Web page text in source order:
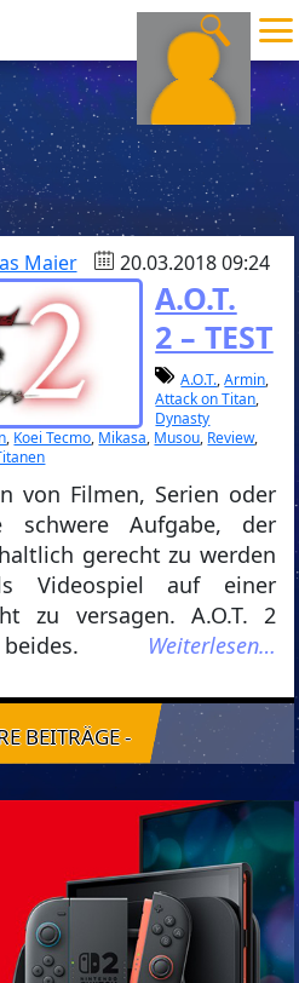
Maier 20.03.2018 09:24
A.O.T.
2 – TEST
A.O.T.,Armin,
Attack on Titan,
Dynasty
, Koei Tecmo, Mikasa, Musou, Review,
von Filmen, Serien oder
schwere Aufgabe, der
gerecht zu werden
Videospiel auf einer
zu versagen. A.O.T. 2
Weiterlesen…
BEITRÄGE -